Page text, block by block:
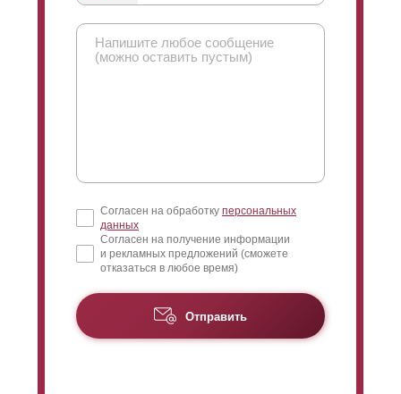
Согласен на обработку персональных
данных
Согласен на получение информации
и рекламных предложений (сможете
отказаться в любое время)
Отправить